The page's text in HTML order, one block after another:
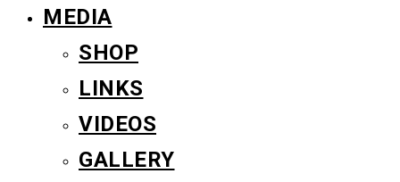
MEDIA
SHOP
LINKS
VIDEOS
GALLERY